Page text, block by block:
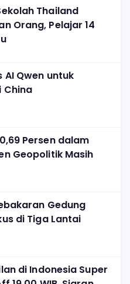
Thailand
Orang, Pelajar 14
AI Qwen untuk
China
Persen dalam
Geopolitik Masih
Gedung
di Tiga Lantai
di Indonesia Super